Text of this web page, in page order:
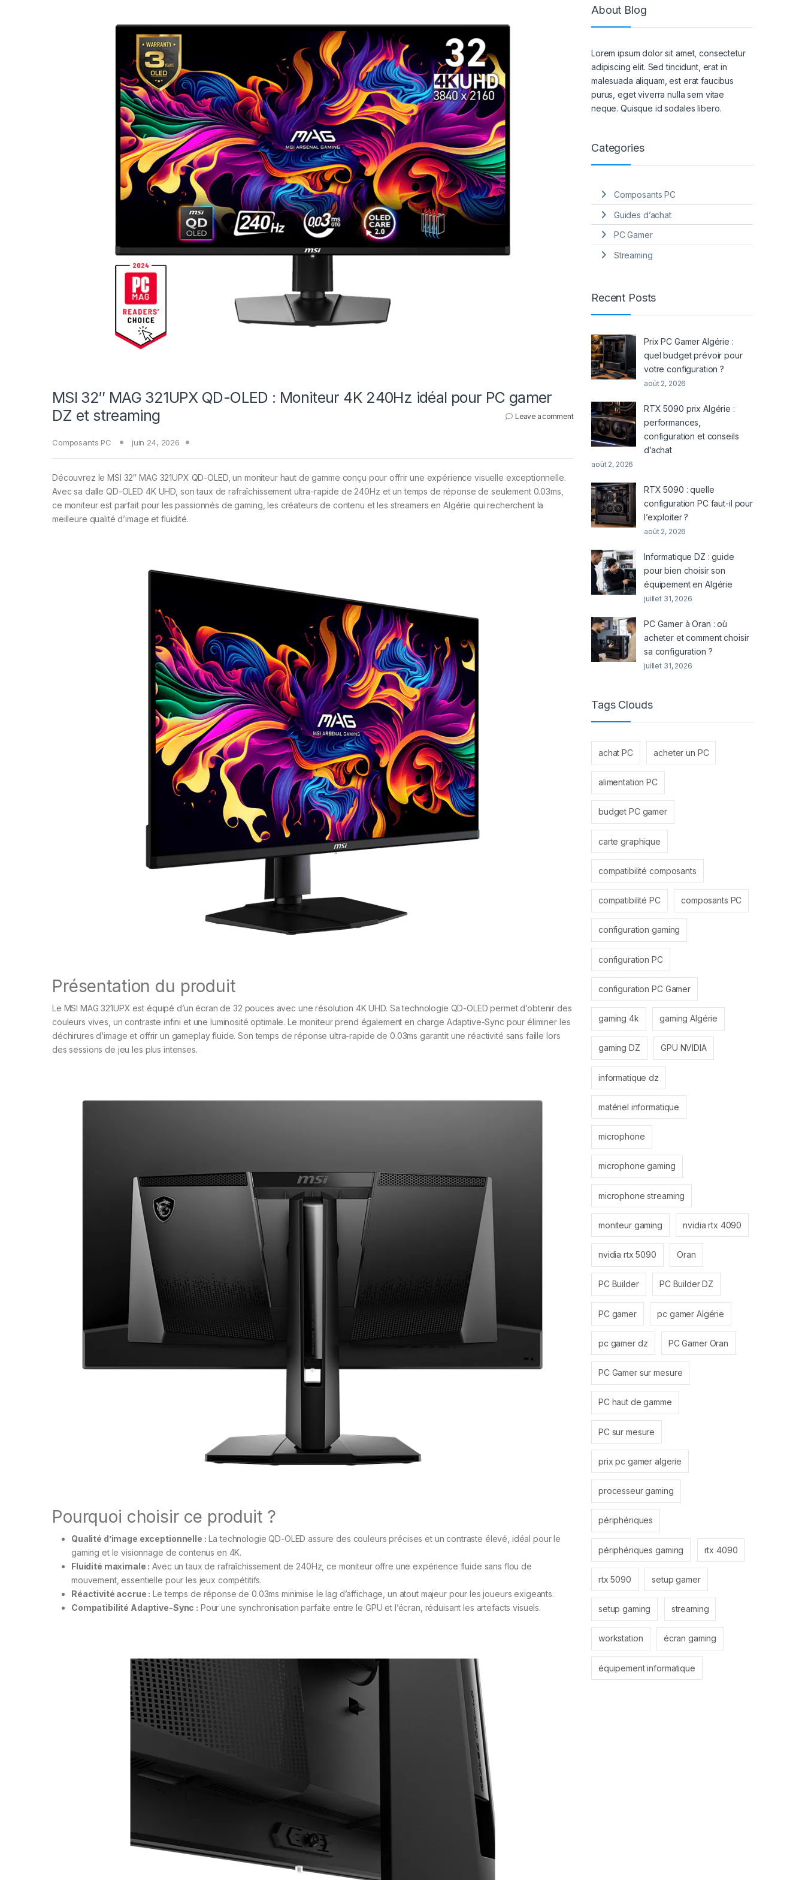
MSI 32″ MAG 321UPX QD-OLED : Moniteur 4K 240Hz idéal pour PC gamer
DZ et streaming
Leave a comment
Composants PC juin 24, 2026
Découvrez le MSI 32″ MAG 321UPX QD-OLED, un moniteur haut de gamme conçu pour offrir une expérience visuelle exceptionnelle.
Avec sa dalle QD-OLED 4K UHD, son taux de rafraîchissement ultra-rapide de 240Hz et un temps de réponse de seulement 0.03ms,
ce moniteur est parfait pour les passionnés de gaming, les créateurs de contenu et les streamers en Algérie qui recherchent la
meilleure qualité d’image et fluidité.
Présentation du produit
Le MSI MAG 321UPX est équipé d’un écran de 32 pouces avec une résolution 4K UHD. Sa technologie QD-OLED permet d’obtenir des
couleurs vives, un contraste infini et une luminosité optimale. Le moniteur prend également en charge Adaptive-Sync pour éliminer les
déchirures d’image et offrir un gameplay fluide. Son temps de réponse ultra-rapide de 0.03ms garantit une réactivité sans faille lors
des sessions de jeu les plus intenses.
Pourquoi choisir ce produit ?
Qualité d’image exceptionnelle : La technologie QD-OLED assure des couleurs précises et un contraste élevé, idéal pour le
gaming et le visionnage de contenus en 4K.
Fluidité maximale : Avec un taux de rafraîchissement de 240Hz, ce moniteur offre une expérience fluide sans flou de
mouvement, essentielle pour les jeux compétitifs.
Réactivité accrue : Le temps de réponse de 0.03ms minimise le lag d’affichage, un atout majeur pour les joueurs exigeants.
Compatibilité Adaptive-Sync : Pour une synchronisation parfaite entre le GPU et l’écran, réduisant les artefacts visuels.
About Blog
Lorem ipsum dolor sit amet, consectetur
adipiscing elit. Sed tincidunt, erat in
malesuada aliquam, est erat faucibus
purus, eget viverra nulla sem vitae
neque. Quisque id sodales libero.
Categories
Composants PC
Guides d’achat
PC Gamer
Streaming
Recent Posts
Prix PC Gamer Algérie :
quel budget prévoir pour
votre configuration ?
août 2, 2026
RTX 5090 prix Algérie :
performances,
configuration et conseils
d’achat
août 2, 2026
RTX 5090 : quelle
configuration PC faut-il pour
l’exploiter ?
août 2, 2026
Informatique DZ : guide
pour bien choisir son
équipement en Algérie
juillet 31, 2026
PC Gamer à Oran : où
acheter et comment choisir
sa configuration ?
juillet 31, 2026
Tags Clouds
achat PC acheter un PC
alimentation PC
budget PC gamer
carte graphique
compatibilité composants
compatibilité PC composants PC
configuration gaming
configuration PC
configuration PC Gamer
gaming 4k gaming Algérie
gaming DZ GPU NVIDIA
informatique dz
matériel informatique
microphone
microphone gaming
microphone streaming
moniteur gaming nvidia rtx 4090
nvidia rtx 5090 Oran
PC Builder PC Builder DZ
PC gamer pc gamer Algérie
pc gamer dz PC Gamer Oran
PC Gamer sur mesure
PC haut de gamme
PC sur mesure
prix pc gamer algerie
processeur gaming
périphériques
périphériques gaming rtx 4090
rtx 5090 setup gamer
setup gaming streaming
workstation écran gaming
équipement informatique